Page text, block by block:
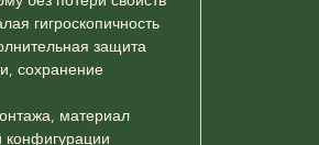
гигроскопичность
защита
сохранение
материал
конфигурации